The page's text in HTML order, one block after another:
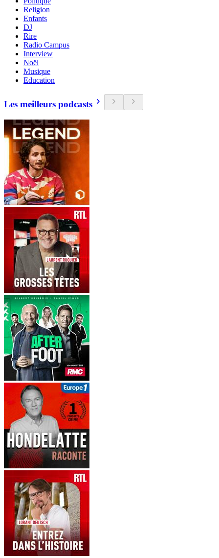
Religion
Enfants
DJ
Rire
Radio Campus
Interview
Noël
Musique
Education
Les meilleurs podcasts